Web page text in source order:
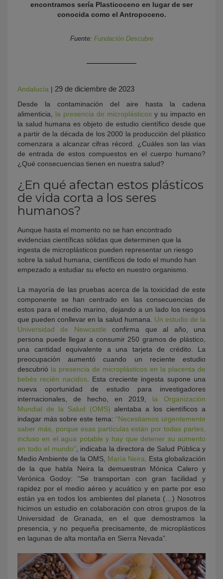
encontramos sería Plasticoceno en lugar de ser
conocida como el Antropoceno.
Fuente: Fundación Descubre
Andalucía | 29 de diciembre de 2023
Desde la contaminación del aire hasta la cadena
alimenticia, la presencia de microplásticos y su impacto en
la salud humana es objeto de estudio científico desde que
a partir de la década de los 2000 la producción del plástico
comenzara a alcanzar cifras récord. ¿Cuáles son las vías
de entrada de estos compuestos en el cuerpo humano?
¿Qué consecuencias tienen en nuestra salud?
¿En qué afectan estos plásticos
de vida corta a los seres
humanos?
Aunque hasta el momento no se han encontrado
evidencias científicas sólidas que determinen que la
ingesta de microplásticos pueden representar un riesgo
sobre la salud humana, científicos de todo el mundo han
empezado a estudiar su efecto en nuestro organismo.
La mayoría de las pruebas acerca de la toxicidad de este
componente se han centrado en las consecuencias de
estos para el medio marino, dejando a un lado los riesgos
que pueden conllevar en la salud humana. Un estudio de la
Universidad de Newcastle confirma que al año, una
persona puede llegar a consumir 250 gramos de plástico,
una cantidad equivalente a una tarjeta de crédito. La
preocupación aumentó cuando un reciente estudio
descubrió la presencia de microplásticos en la placenta de
bebés recién nacidos. Esta creciente ingesta supone una
nueva oportunidad de estudio para investigadores
internacionales, de hecho, en 2019, la Organización
Mundial de la Salud (OMS) alentaba a los científicos a
indagar más sobre este tema:“Necesitamos urgentemente
saber más, porque esas partículas están por todas partes,
incluso en el agua potable y hay que detener su aumento
en todo el mundo” , indicaba la directora de Salud Pública y
Medio Ambiente de la OMS, María Neira . Esta globalización
de la que habla Neira la demuestran Mónica Calero y
Verónica Godoy: “Se transportan con gran facilidad y
rapidez por el medio aéreo y acuático y en parte por eso
están ya en todos los ambientes del planeta (…) Nosotros
hicimos un estudio en colaboración con otros grupos de la
Universidad de Granada, en el que demostramos la
presencia, y no pequeña precisamente, de microplásticos
en lagunas de alta montaña en Sierra Nevada”.